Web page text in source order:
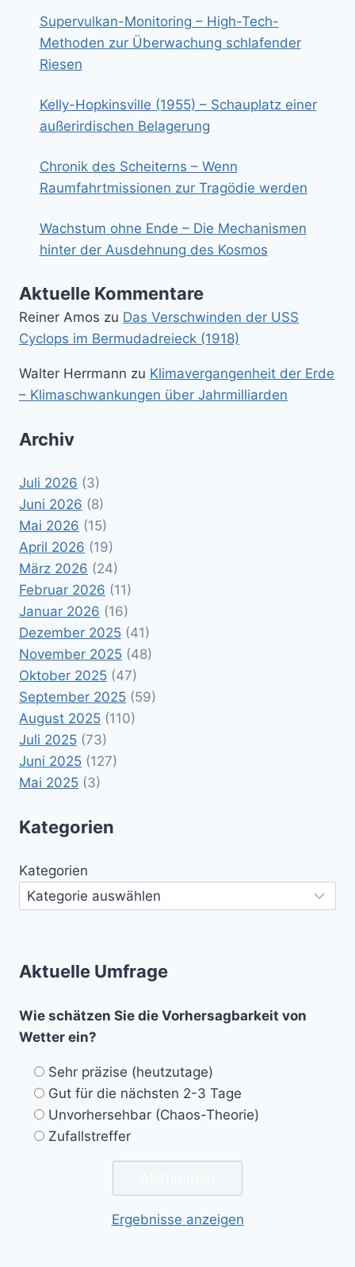
Supervulkan-Monitoring – High-Tech-
Methoden zur Überwachung schlafender
Riesen
Kelly-Hopkinsville (1955) – Schauplatz einer
außerirdischen Belagerung
Chronik des Scheiterns – Wenn
Raumfahrtmissionen zur Tragödie werden
Wachstum ohne Ende – Die Mechanismen
hinter der Ausdehnung des Kosmos
Aktuelle Kommentare
Reiner Amos zu Das Verschwinden der USS
Cyclops im Bermudadreieck (1918)
Walter Herrmann zu Klimavergangenheit der Erde
– Klimaschwankungen über Jahrmilliarden
Archiv
Juli 2026 (3)
Juni 2026 (8)
Mai 2026 (15)
April 2026 (19)
März 2026 (24)
Februar 2026 (11)
Januar 2026 (16)
Dezember 2025 (41)
November 2025 (48)
Oktober 2025 (47)
September 2025 (59)
August 2025 (110)
Juli 2025 (73)
Juni 2025 (127)
Mai 2025 (3)
Kategorien
Kategorien
Aktuelle Umfrage
Wie schätzen Sie die Vorhersagbarkeit von
Wetter ein?
Sehr präzise (heutzutage)
Gut für die nächsten 2-3 Tage
Unvorhersehbar (Chaos-Theorie)
Zufallstreffer
Ergebnisse anzeigen